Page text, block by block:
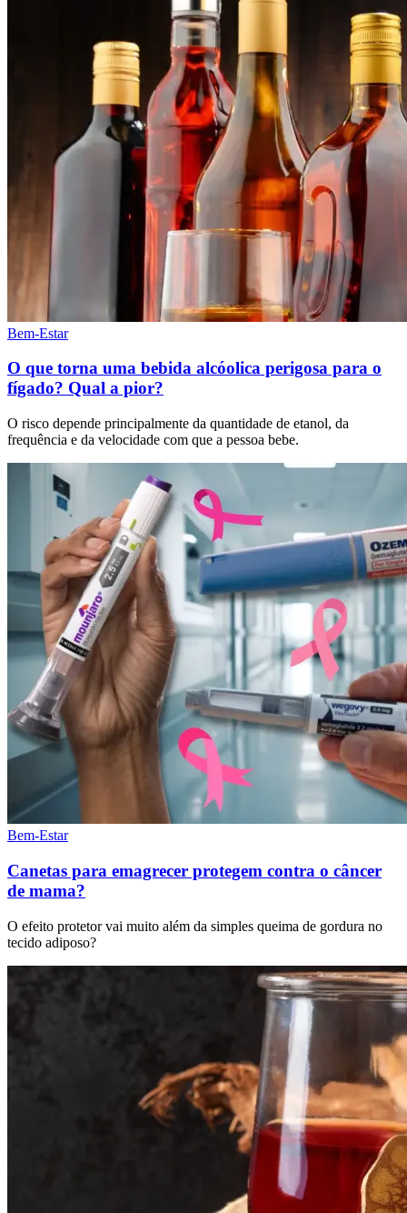
Bem-Estar
O que torna uma bebida alcóolica perigosa para o
fígado? Qual a pior?
O risco depende principalmente da quantidade de etanol, da
frequência e da velocidade com que a pessoa bebe.
Bem-Estar
Canetas para emagrecer protegem contra o câncer
de mama?
O efeito protetor vai muito além da simples queima de gordura no
tecido adiposo?